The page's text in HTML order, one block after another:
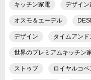
キッチン家電 デザイン
オスモ＆エーデル
デザイン タイムアン
世界のプレミアムキッチン
ストゥブ ロイヤルコ